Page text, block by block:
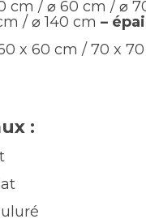
cm / ⌀ 60 cm / ⌀
/ ⌀ 140 cm –
x 60 cm / 70 x
: